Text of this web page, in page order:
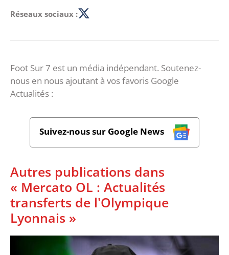
Réseaux sociaux :
Foot Sur 7 est un média indépendant. Soutenez-
nous en nous ajoutant à vos favoris Google
Actualités :
Suivez-nous sur Google News
Autres publications dans
« Mercato OL : Actualités
transferts de l'Olympique
Lyonnais »